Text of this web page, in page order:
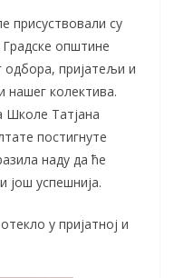
присуствовали су
општине
пријатељи и
нашег колектива.
Школе Татјана
постигнуте
наду да ће
још успешнија.
у пријатној и